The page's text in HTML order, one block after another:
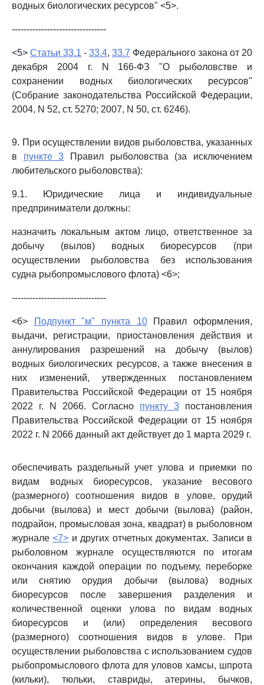
водных биологических ресурсов" <5>.
--------------------------------
<5> Статьи 33.1 - 33.4, 33.7 Федерального закона от 20
декабря 2004 г. N 166-ФЗ "О рыболовстве и
сохранении водных биологических ресурсов"
(Собрание законодательства Российской Федерации,
2004, N 52, ст. 5270; 2007, N 50, ст. 6246).
9. При осуществлении видов рыболовства, указанных
в пункте 3 Правил рыболовства (за исключением
любительского рыболовства):
9.1. Юридические лица и индивидуальные
предприниматели должны:
назначить локальным актом лицо, ответственное за
добычу (вылов) водных биоресурсов (при
осуществлении рыболовства без использования
судна рыбопромыслового флота) <6>;
--------------------------------
<6> Подпункт "м" пункта 10Правил оформления,
выдачи, регистрации, приостановления действия и
аннулирования разрешений на добычу (вылов)
водных биологических ресурсов, а также внесения в
них изменений, утвержденных постановлением
Правительства Российской Федерации от 15 ноября
2022 г. N 2066. Согласно пункту 3 постановления
Правительства Российской Федерации от 15 ноября
2022 г. N 2066 данный акт действует до 1 марта 2029 г.
обеспечивать раздельный учет улова и приемки по
видам водных биоресурсов, указание весового
(размерного) соотношения видов в улове, орудий
добычи (вылова) и мест добычи (вылова) (район,
подрайон, промысловая зона, квадрат) в рыболовном
журнале<7> и других отчетных документах. Записи в
рыболовном журнале осуществляются по итогам
окончания каждой операции по подъему, переборке
или снятию орудия добычи (вылова) водных
биоресурсов после завершения разделения и
количественной оценки улова по видам водных
биоресурсов и (или) определения весового
(размерного) соотношения видов в улове. При
осуществлении рыболовства с использованием судов
рыбопромыслового флота для уловов хамсы, шпрота
(кильки), тюльки, ставриды, атерины, бычков,